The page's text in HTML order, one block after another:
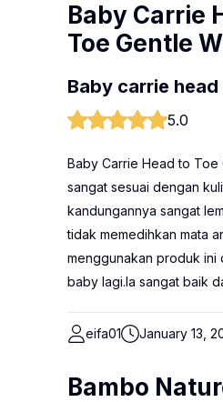
Baby Carrie
Toe Gentle
Baby carrie
5.0
Baby Carrie Head to Toe
sangat sesuai dengan
kandungannya sangat
tidak memedihkan mata
menggunakan produk ini
baby lagi.Ia sangat baik
eifa01 January 13,
Bambo